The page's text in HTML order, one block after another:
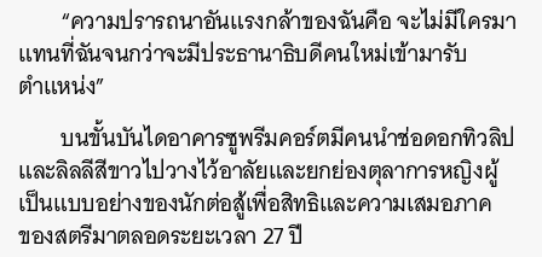
“ความปรารถนาอันแรงกล้าของฉันคือจะไม่มีใครมา
แทนที่ฉันจนกว่าจะมีประธานาธิบดีคนใหม่เข้ามารับ
ตำแหน่ง”
บนขั้นบันไดอาคารซูพรีมคอร์ตมีคนนำช่อดอกทิวลิป
และลิลลีสีขาวไปวางไว้อาลัยและยกย่องตุลาการหญิงผู้
เป็นแบบอย่างของนักต่อสู้เพื่อสิทธิและความเสมอภาค
ของสตรีมาตลอดระยะเวลา 27ปี